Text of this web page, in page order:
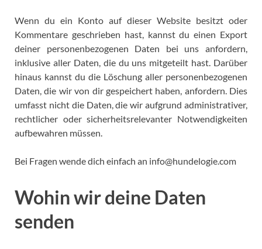
Wenn du ein Konto auf dieser Website besitzt oder
Kommentare geschrieben hast, kannst du einen Export
deiner personenbezogenen Daten bei uns anfordern,
inklusive aller Daten, die du uns mitgeteilt hast. Darüber
hinaus kannst du die Löschung aller personenbezogenen
Daten, die wir von dir gespeichert haben, anfordern. Dies
umfasst nicht die Daten, die wir aufgrund administrativer,
rechtlicher oder sicherheitsrelevanter Notwendigkeiten
aufbewahren müssen.
Bei Fragen wende dich einfach an info@hundelogie.com
Wohin wir deine Daten
senden